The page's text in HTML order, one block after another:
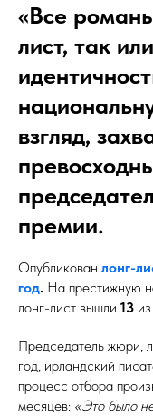
«Все
лист, так
взгляд,
премии.
Опубликован лонг-
год. На престижную
лонг-лист вышли 13
Председатель жюри,
год, ирландский
процесс отбора
месяцев: «Это было